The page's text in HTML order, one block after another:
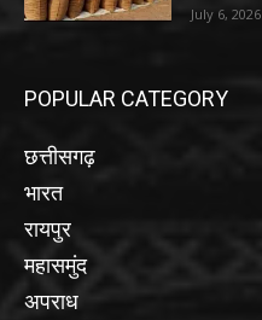
July 6, 2026
POPULAR CATEGORY
छत्तीसगढ़
भारत
रायपुर
महासमुंद
अपराध